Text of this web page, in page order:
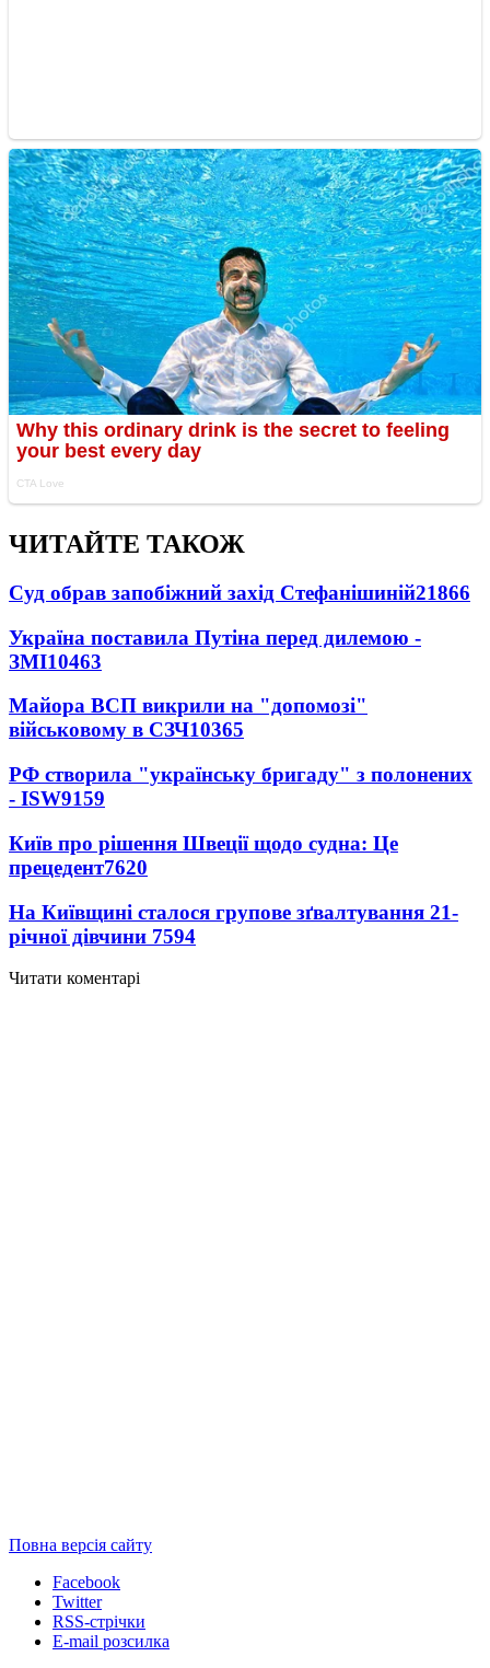
ЧИТАЙТЕ ТАКОЖ
Суд обрав запобіжний захід Стефанішиній21866
Україна поставила Путіна перед дилемою -
ЗМІ10463
Майора ВСП викрили на "допомозі"
військовому в СЗЧ10365
РФ створила "українську бригаду" з полонених
- ISW9159
Київ про рішення Швеції щодо судна: Це
прецедент7620
На Київщині сталося групове зґвалтування 21-
річної дівчини 7594
Читати коментарі
Повна версія сайту
Facebook
Twitter
RSS-стрічки
E-mail розсилка